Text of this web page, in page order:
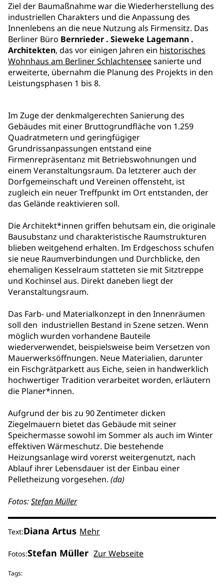
Ziel der Baumaßnahme war die Wiederherstellung des
industriellen Charakters und die Anpassung des
Innenlebens an die neue Nutzung als Firmensitz. Das
Berliner Büro Bernrieder . Sieweke Lagemann .
Architekten, das vor einigen Jahren ein historisches
Wohnhaus am Berliner Schlachtenseesanierte und
erweiterte, übernahm die Planung des Projekts in den
Leistungsphasen 1 bis 8.
Im Zuge der denkmalgerechten Sanierung des
Gebäudes mit einer Bruttogrundfläche von 1.259
Quadratmetern und geringfügiger
Grundrissanpassungen entstand eine
Firmenrepräsentanz mit Betriebswohnungen und
einem Veranstaltungsraum. Da letzterer auch der
Dorfgemeinschaft und Vereinen offensteht, ist
zugleich ein neuer Treffpunkt im Ort entstanden, der
das Gelände reaktivieren soll.
Die Architekt*innen griffen behutsam ein, die originale
Bausubstanz und charakteristische Raumstrukturen
blieben weitgehend erhalten. Im Erdgeschoss schufen
sie neue Raumverbindungen und Durchblicke, den
ehemaligen Kesselraum statteten sie mit Sitztreppe
und Kochinsel aus. Direkt daneben liegt der
Veranstaltungsraum.
Das Farb- und Materialkonzept in den Innenräumen
soll den industriellen Bestand in Szene setzen. Wenn
möglich wurden vorhandene Bauteile
wiederverwendet, beispielsweise beim Versetzen von
Mauerwerksöffnungen. Neue Materialien, darunter
ein Fischgrätparkett aus Eiche, seien in handwerklich
hochwertiger Tradition verarbeitet worden, erläutern
die Planer*innen.
Aufgrund der bis zu 90 Zentimeter dicken
Ziegelmauern bietet das Gebäude mit seiner
Speichermasse sowohl im Sommer als auch im Winter
effektiven Wärmeschutz. Die bestehende
Heizungsanlage wird vorerst weitergenutzt, nach
Ablauf ihrer Lebensdauer ist der Einbau einer
Pelletheizung vorgesehen. (da)
Fotos:Stefan Müller
Text:Diana Artus Mehr
Fotos:Stefan Müller Zur Webseite
Tags: